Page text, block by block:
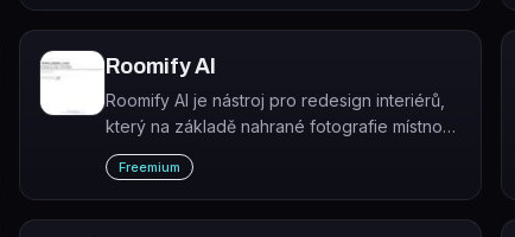
Roomify AI
Roomify AI je nástroj pro redesign interiérů,
který na základě nahrané fotografie místnosti
a zvoleného stylu vygeneruje nový vizuální
návrh.
Freemium